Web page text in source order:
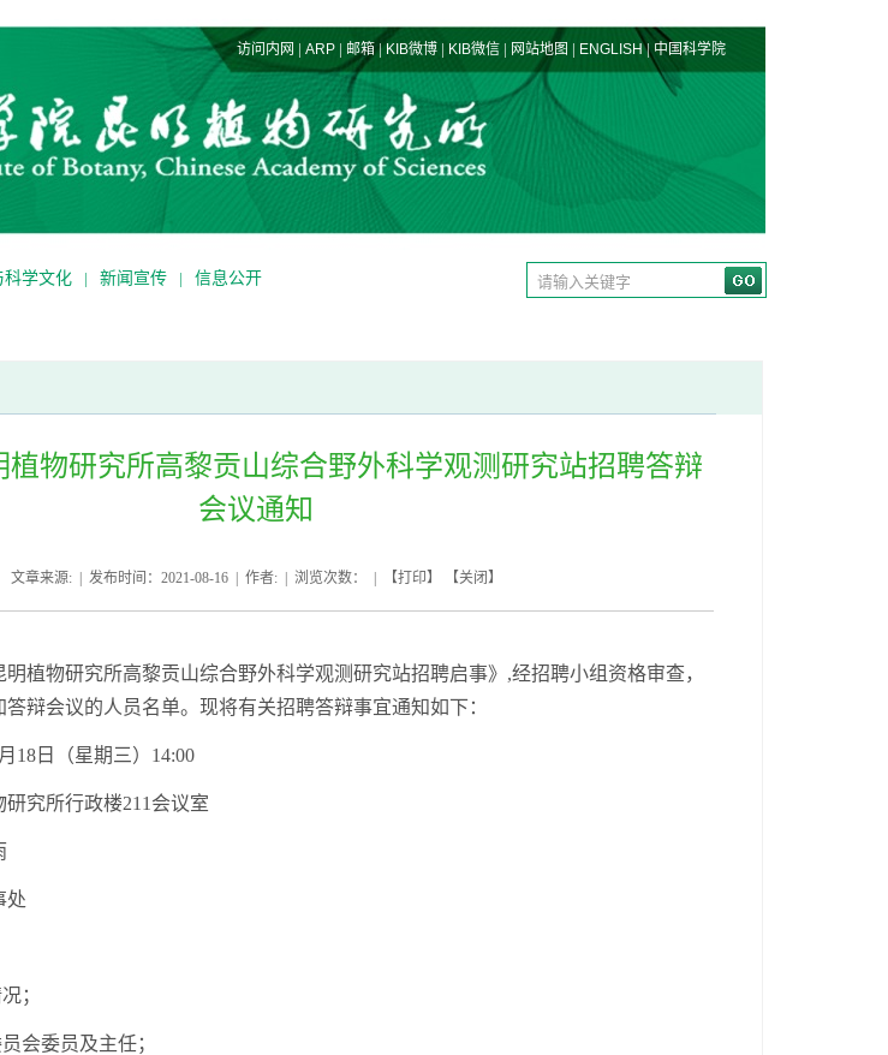
访问内网 | ARP | 邮箱|KIB微博 | KIB微信 | 网站地图 | ENGLISH| 中国科学院
科学文化 | 新闻宣传 | 信息公开
植物研究所高黎贡山综合野外科学观测研究站招聘答辩
会议通知
文章来源: | 发布时间：2021-08-16 | 作者: | 浏览次数： | 【打印】 【关闭 】
明植物研究所高黎贡山综合野外科学观测研究站招聘启事》 ,经招聘小组资格审查，
答辩会议的人员名单。现将有关招聘答辩事宜通知如下：
月 18 日（星期 三） 14:00
研究所行政楼211 会议室
处
；
会委员及主任；